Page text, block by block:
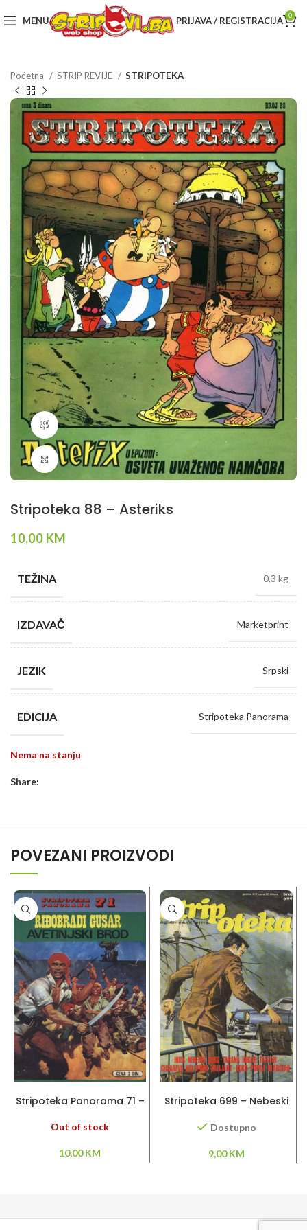
MENU PRIJAVA / REGISTRACIJA 0
Početna STRIP REVIJE STRIPOTEKA
360 product view
Klikni da povečaš
Stripoteka 88 – Asteriks
10,00 KM
TEŽINA 0,3 kg
IZDAVAČ Marketprint
JEZIK Srpski
EDICIJA Stripoteka Panorama
Nema na stanju
Share:
POVEZANI PROIZVODI
Stripoteka Panorama 71 –
Out of stock
10,00KM
Stripoteka 699 – Nebeski
Valiant / Gusareva kči
Dostupno
9,00KM